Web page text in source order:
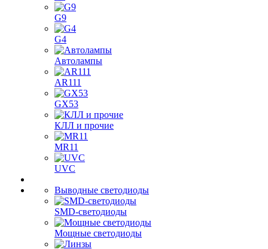
G9
G4
Автолампы
AR111
GX53
КЛЛ и прочие
MR11
UVC
Выводные светодиоды
SMD-светодиоды
Мощные светодиоды